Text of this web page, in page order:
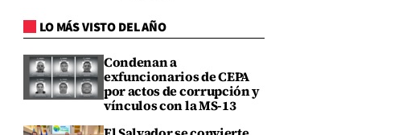
LO MÁS VISTO DEL AÑO
Condenan a
exfuncionarios de CEPA
por actos de corrupción y
vínculos con la MS-13